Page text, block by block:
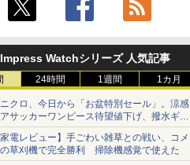
Impress Watchシリーズ 人気記事
24時間 1週間 1カ月
クロ、今日から「お盆特別セール」。涼感
サッカーワンピース待望値下げ、撥水ギア
ーツは1990円に
家電レビュー】手ごわい雑草との戦い、コメ
の草刈機で完全勝利 掃除機感覚で使えた